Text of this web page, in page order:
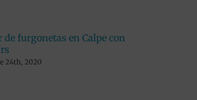
de furgonetas en Calpe con
24th, 2020